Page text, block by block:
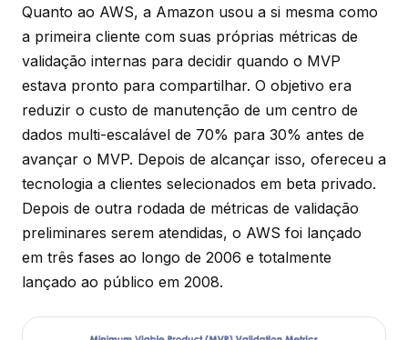
Quanto ao AWS, a Amazon usou a si mesma como
a primeira cliente com suas próprias métricas de
validação internas para decidir quando o MVP
estava pronto para compartilhar. O objetivo era
reduzir o custo de manutenção de um centro de
dados multi-escalável de 70% para 30% antes de
avançar o MVP. Depois de alcançar isso, ofereceu a
tecnologia a clientes selecionados em beta privado.
Depois de outra rodada de métricas de validação
preliminares serem atendidas, o AWS foi lançado
em três fases ao longo de 2006 e totalmente
lançado ao público em 2008.